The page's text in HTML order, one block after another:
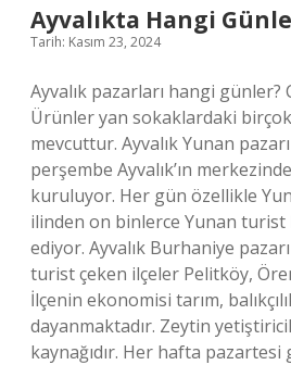
Ayvalıkta Hangi
Tarih: Kasım 23, 2024
Ayvalık pazarları hangi günler?
Ürünler yan sokaklardaki
mevcuttur. Ayvalık Yunan
perşembe Ayvalık’ın
kuruluyor. Her gün özellikle
ilinden on binlerce Yunan turist
ediyor. Ayvalık Burhaniye
turist çeken ilçeler Pelitköy,
İlçenin ekonomisi tarım,
dayanmaktadır. Zeytin
kaynağıdır. Her hafta pazartesi